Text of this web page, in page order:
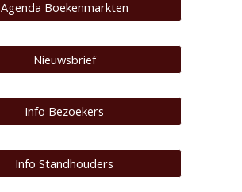
Agenda Boekenmarkten
Nieuwsbrief
Info Bezoekers
Info Standhouders